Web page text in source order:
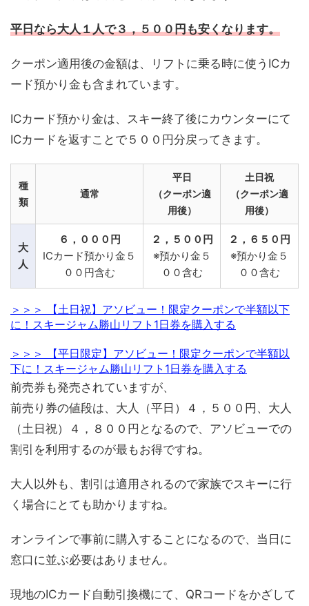
平日なら大人１人で３，５００円も安くなります。
クーポン適用後の金額は、リフトに乗る時に使うICカ
ード預かり金も含まれています。
ICカード預かり金は、スキー終了後にカウンターにて
ICカードを返すことで５００円分戻ってきます。
種
類
通常
平日
（クーポン適
用後）
土日祝
（クーポン適
用後）
大
人
６，０００円
ICカード預かり金５
００円含む
２，５００円
※預かり金５
００含む
２，６５０円
※預かり金５
００含む
＞＞＞ 【土日祝】アソビュー！限定クーポンで半額以下
に！スキージャム勝山リフト1日券を購入する
＞＞＞ 【平日限定】アソビュー！限定クーポンで半額以
下に！スキージャム勝山リフト1日券を購入する
前売券も発売されていますが、
前売り券の値段は、大人（平日）４，５００円、大人
（土日祝）４，８００円となるので、アソビューでの
割引を利用するのが最もお得ですね。
大人以外も、割引は適用されるので家族でスキーに行
く場合にとても助かりますね。
オンラインで事前に購入することになるので、当日に
窓口に並ぶ必要はありません。
現地のICカード自動引換機にて、QRコードをかざして